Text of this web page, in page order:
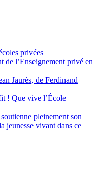
privées
de l’Enseignement privé en
Jaurès, de Ferdinand
! Que vive l’École
pleinement son
jeunesse vivant dans ce